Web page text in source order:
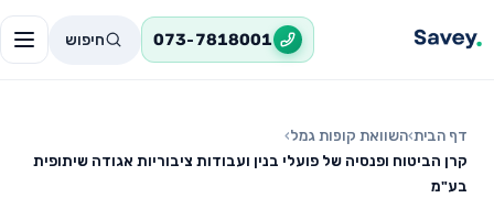
073-7818001 חיפוש
דף הבית›השוואת קופות גמל›
קרן הביטוח ופנסיה של פועלי בנין ועבודות ציבוריות אגודה שיתופית
בע"מ